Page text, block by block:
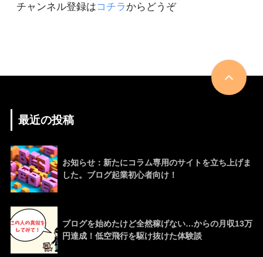
チャンネル登録はコチラ からどうぞ
最近の投稿
お知らせ：新たにコラム専用のサイトを立ち上げま
した。ブログ起業初心者向け！
ブログを始めたけど全然稼げない…からの月収13万
円達成！低空飛行を駆け抜けた体験談